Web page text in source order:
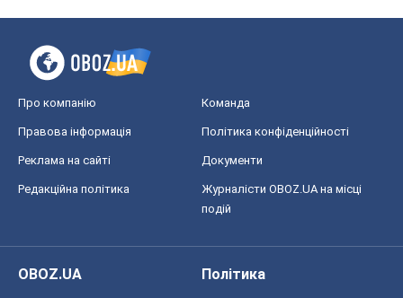
Про компанію Команда
Правова інформація Політика конфіденційності
Реклама на сайті Документи
Редакційна політика
Журналісти OBOZ.UA на місці
подій
OBOZ.UA
Політика